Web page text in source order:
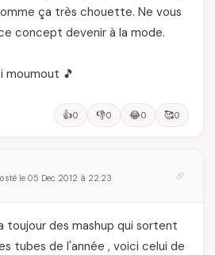
ça très chouette. Ne vous
concept devenir à la mode.
moumout 🎵
👍0 👎0 😂0 🥰0
le 05 Dec 2012 à 22:23
toujour des mashup qui sortent
tubes de l'année , voici celui de